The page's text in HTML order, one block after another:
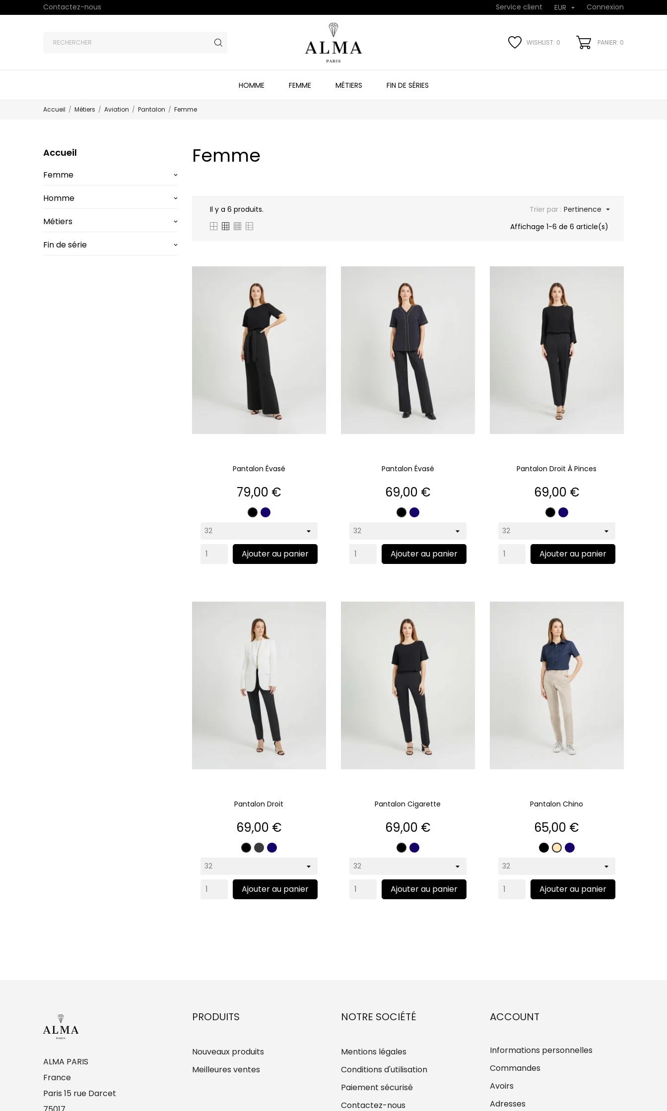
Contactez-nous Service client EUR  Connexion
WISHLIST: 0 PANIER: 0
HOMME FEMME MÉTIERS FIN DE SÉRIES
Accueil Métiers Aviation Pantalon Femme
Accueil
Femme keyboard_arrow_down
Homme keyboard_arrow_down
Métiers keyboard_arrow_down
Fin de série keyboard_arrow_down
Femme
Il y a 6 produits. Trier par : Pertinence 
Affichage 1-6 de 6 article(s)
Pantalon Évasé
Prix
79,00 €
NoirMarine
Ajouter au panier
Pantalon Évasé
Prix
69,00 €
NoirMarine
Ajouter au panier
Pantalon Droit À Pinces
Prix
69,00 €
NoirMarine
Ajouter au panier
Pantalon Droit
Prix
69,00 €
NoirGrisMarine
Ajouter au panier
Pantalon Cigarette
Prix
69,00 €
NoirMarine
Ajouter au panier
Pantalon Chino
Prix
65,00 €
NoirBeigeMarine
Ajouter au panier
ALMA PARIS
France
Paris 15 rue Darcet
PRODUITS
Nouveaux produits
Meilleures ventes
NOTRE SOCIÉTÉ
Mentions légales
Conditions d'utilisation
Paiement sécurisé
Contactez-nous
ACCOUNT
Informations personnelles
Commandes
Avoirs
Adresses